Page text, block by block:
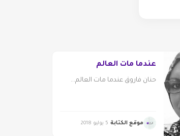
عندما مات العالم
حنان فاروق عندما مات العالم...
موقع الكتابة 5 يوليو 2018